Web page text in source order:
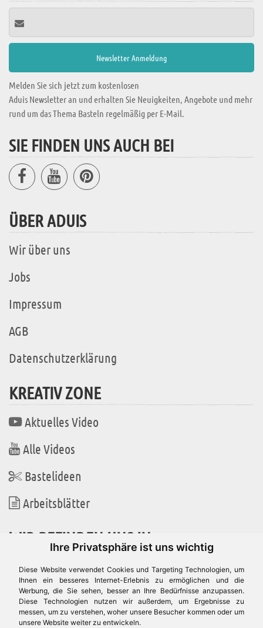
Ihre Privatsphäre ist uns wichtig
Diese Website verwendet Cookies und Targeting Technologien, um
Ihnen ein besseres Internet-Erlebnis zu ermöglichen und die
Werbung, die Sie sehen, besser an Ihre Bedürfnisse anzupassen.
Diese Technologien nutzen wir außerdem, um Ergebnisse zu
messen, um zu verstehen, woher unsere Besucher kommen oder um
unsere Website weiter zu entwickeln.
Melden Sie sich jetzt zum kostenlosen
Aduis Newsletter an und erhalten Sie Neuigkeiten, Angebote und mehr
rund um das Thema Basteln regelmäßig per E-Mail.
SIE FINDEN UNS AUCH BEI
ÜBER ADUIS
Wir über uns
Jobs
Impressum
AGB
Datenschutzerklärung
KREATIV ZONE
Aktuelles Video
Alle Videos
Bastelideen
Arbeitsblätter
WIR BEFINDEN UNS IN
Es gibt uns auch in